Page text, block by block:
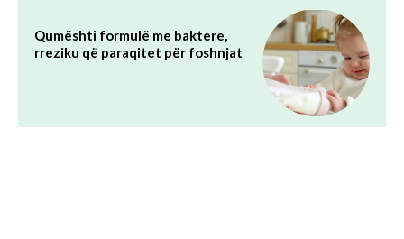
Qumështi formulë me baktere,
rreziku që paraqitet për foshnjat